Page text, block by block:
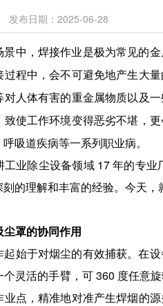
发布日期：2025-06-28
中，焊接作业是极为常见的
程中，会不可避免地产生大
人体有害的重金属物质以及
使工作环境变得恶劣不堪，
吸道疾病等一系列职业病。
工业除尘设备领域 17 年的专
的理解和丰富的经验。今天
罩的协同作用
起始于对烟尘的有效捕获。在
灵活的手臂，可 360 度任意
点，精准地对准产生焊烟的